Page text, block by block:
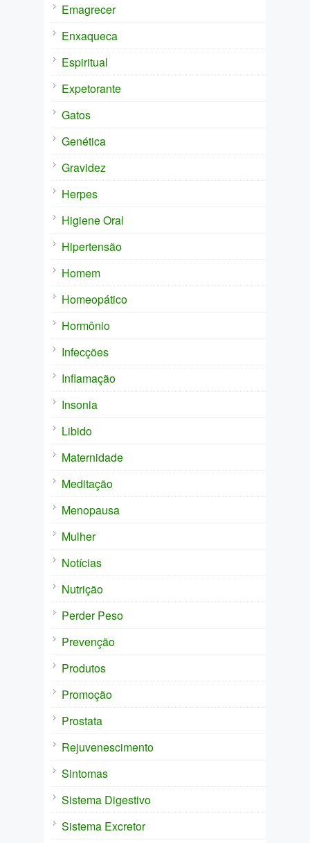
Emagrecer
Enxaqueca
Espiritual
Expetorante
Gatos
Genética
Gravidez
Herpes
Higiene Oral
Hipertensão
Homem
Homeopático
Hormônio
Infecções
Inflamação
Insonia
Libido
Maternidade
Meditação
Menopausa
Mulher
Notícias
Nutrição
Perder Peso
Prevenção
Produtos
Promoção
Prostata
Rejuvenescimento
Sintomas
Sistema Digestivo
Sistema Excretor